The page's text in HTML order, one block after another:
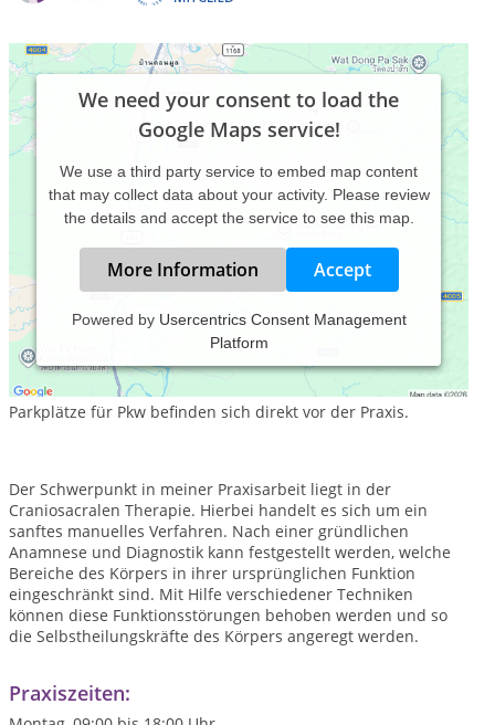
We need your consent to load the
Google Maps service!
We use a third party service to embed map content
that may collect data about your activity. Please review
the details and accept the service to see this map.
More Information Accept
Powered by Usercentrics Consent Management
Platform
Meine Heilpraxis befindet sich in Schöneiche b. Berlin. Sie
erreichen mich mit den öffentlichen Verkehrsmitteln über die
Buslinien 161 und 420 sowie mit der Straßenbahn 88.
Parkplätze für Pkw befinden sich direkt vor der Praxis.
Der Schwerpunkt in meiner Praxisarbeit liegt in der
Craniosacralen Therapie. Hierbei handelt es sich um ein
sanftes manuelles Verfahren. Nach einer gründlichen
Anamnese und Diagnostik kann festgestellt werden, welche
Bereiche des Körpers in ihrer ursprünglichen Funktion
eingeschränkt sind. Mit Hilfe verschiedener Techniken
können diese Funktionsstörungen behoben werden und so
die Selbstheilungskräfte des Körpers angeregt werden.
Praxiszeiten: